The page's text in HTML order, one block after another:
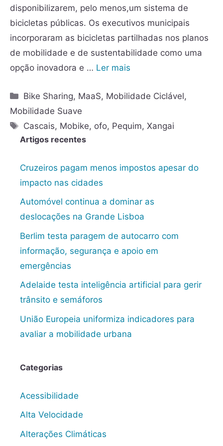
disponibilizarem, pelo menos,um sistema de
bicicletas públicas. Os executivos municipais
incorporaram as bicicletas partilhadas nos planos
de mobilidade e de sustentabilidade como uma
opção inovadora e … Ler mais
Bike Sharing, MaaS, Mobilidade Ciclável,
Mobilidade Suave
Cascais, Mobike, ofo, Pequim,Xangai
Artigos recentes
Cruzeiros pagam menos impostos apesar do
impacto nas cidades
Automóvel continua a dominar as
deslocações na Grande Lisboa
Berlim testa paragem de autocarro com
informação, segurança e apoio em
emergências
Adelaide testa inteligência artificial para gerir
trânsito e semáforos
União Europeia uniformiza indicadores para
avaliar a mobilidade urbana
Categorias
Acessibilidade
Alta Velocidade
Alterações Climáticas